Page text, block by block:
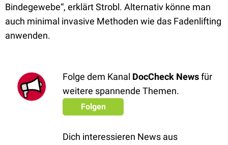
Bindegewebe“, erklärt Strobl. Alternativ könne man
auch minimal invasive Methoden wie das Fadenlifting
anwenden.
Folge dem Kanal DocCheck Newsfür
weitere spannende Themen.
Folgen
Dich interessieren News aus